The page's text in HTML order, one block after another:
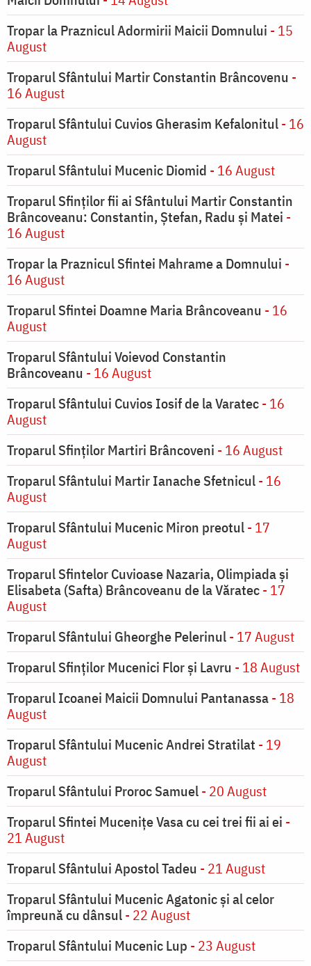
Tropar la Praznicul Adormirii Maicii Domnului - 15
August
Troparul Sfântului Martir Constantin Brâncovenu -
16 August
Troparul Sfântului Cuvios Gherasim Kefalonitul- 16
August
Troparul Sfântului Mucenic Diomid - 16 August
Troparul Sfinților fii ai Sfântului Martir Constantin
Brâncoveanu: Constantin, Ștefan, Radu și Matei -
16 August
Tropar la Praznicul Sfintei Mahrame a Domnului -
16 August
Troparul Sfintei Doamne Maria Brâncoveanu - 16
August
Troparul Sfântului Voievod Constantin
Brâncoveanu - 16 August
Troparul Sfântului Cuvios Iosif de la Varatec- 16
August
Troparul Sfinților Martiri Brâncoveni - 16 August
Troparul Sfântului Martir Ianache Sfetnicul- 16
August
Troparul Sfântului Mucenic Miron preotul- 17
August
Troparul Sfintelor Cuvioase Nazaria, Olimpiada și
Elisabeta (Safta) Brâncoveanu de la Văratec- 17
August
Troparul Sfântului Gheorghe Pelerinul- 17 August
Troparul Sfinţilor Mucenici Flor şi Lavru - 18 August
Troparul Icoanei Maicii Domnului Pantanassa- 18
August
Troparul Sfântului Mucenic Andrei Stratilat - 19
August
Troparul Sfântului Proroc Samuel- 20 August
Troparul Sfintei Muceniţe Vasa cu cei trei fii ai ei -
21 August
Troparul Sfântului Apostol Tadeu - 21 August
Troparul Sfântului Mucenic Agatonic şi al celor
împreună cu dânsul- 22 August
Troparul Sfântului Mucenic Lup - 23 August